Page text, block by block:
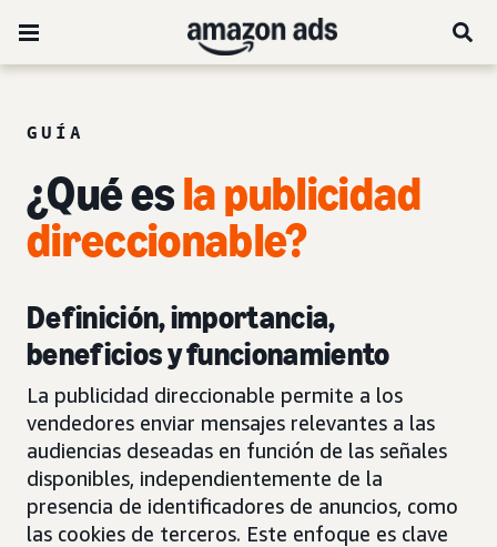
GUÍA
¿Qué esla publicidad
direccionable?
Definición, importancia,
beneficios y funcionamiento
La publicidad direccionable permite a los
vendedores enviar mensajes relevantes a las
audiencias deseadas en función de las señales
disponibles, independientemente de la
presencia de identificadores de anuncios, como
las cookies de terceros. Este enfoque es clave